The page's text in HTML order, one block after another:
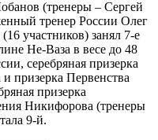
(тренеры – Сергей
тренер России Олег
участников) занял 7-е
Не-Ваза в весе до 48
серебряная призерка
призерка Первенства
призерка
Никифорова (тренеры
9-й.